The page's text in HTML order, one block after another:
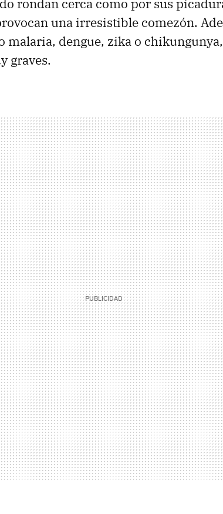
rondan cerca como por sus
una irresistible comezón.
malaria, dengue, zika o
graves.